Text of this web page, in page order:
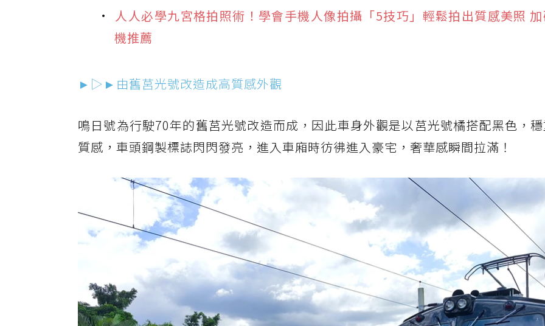
人人必學九宮格拍照術！學會手機人像拍攝「5技巧」輕鬆拍出質感美照
機推薦
►▷►由舊莒光號改造成高質感外觀
鳴日號為行駛70年的舊莒光號改造而成，因此車身外觀是以莒光號橘搭配黑色，
質感，車頭鋼製標誌閃閃發亮，進入車廂時彷彿進入豪宅，奢華感瞬間拉滿！